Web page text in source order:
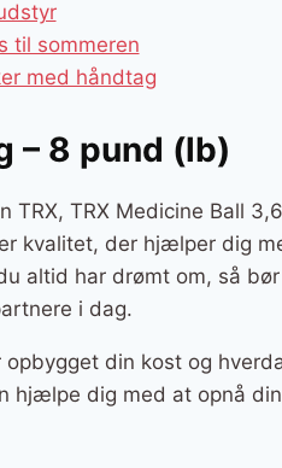
til sommeren
med håndtag
– 8 pund (lb)
TRX, TRX Medicine Ball
kvalitet, der hjælper dig
altid har drømt om, så
i dag.
din kost og
hjælpe dig med at opnå